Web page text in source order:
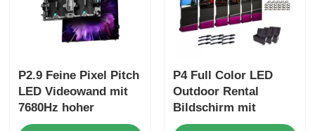
P2.9 Feine Pixel Pitch
LED Videowand mit
7680Hz hoher
Erfrischungsrate und
P4 Full Color LED
Outdoor Rental
Bildschirm mit
7680Hz